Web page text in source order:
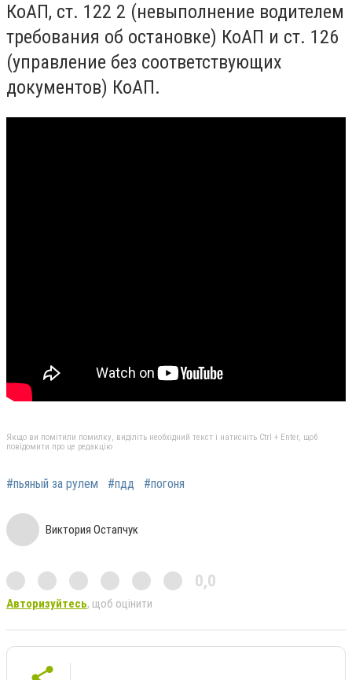
КоАП, ст. 122 2 (невыполнение водителем
требования об остановке) КоАП и ст. 126
(управление без соответствующих
документов) КоАП.
Якщо ви помітили помилку, виділіть необхідний текст і натисніть Ctrl + Enter, щоб
повідомити про це редакцію
#пьяный за рулем #пдд #погоня
Виктория Остапчук
0,0
Авторизуйтесь, щоб оцінити